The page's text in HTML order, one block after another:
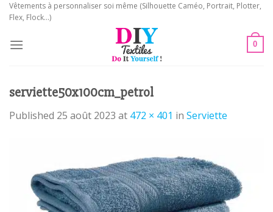
SkipVêtements à personnaliser soi même (Silhouette Caméo, Portrait, Plotter,
Flex, Flock...)
0
serviette50x100cm_petrol
Published 25 août 2023 at 472 × 401 in Serviette